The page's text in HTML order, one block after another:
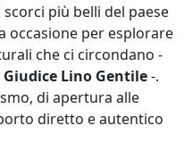
più belli del paese
occasione per esplorare
che ci circondano -
Lino Gentile-.
di apertura alle
diretto e autentico